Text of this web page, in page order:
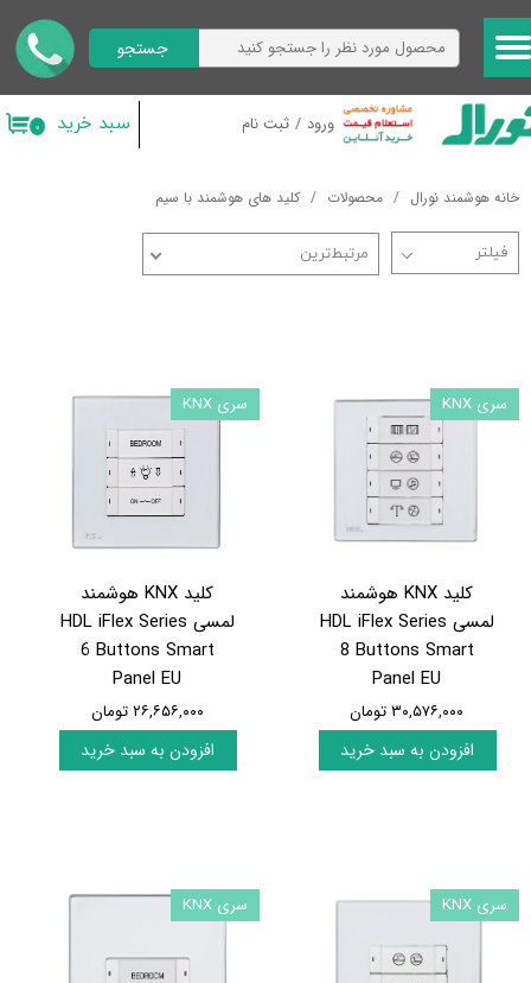
ورود / ثبت نام
حساب کاربری من
تغییر گذر واژه
خروج از حساب کاربری
جستجو
۰ سبد خرید
خانه هوشمند نورال محصولات کلید های هوشمند با سیم
مرتبط‌ترین
کلید KNX هوشمند
لمسی HDL iFlex Series
8 Buttons Smart
Panel EU
۳۰,۵۷۶,۰۰۰ تومان
افزودن به سبد خرید
سری KNX
کلید KNX هوشمند
لمسی HDL iFlex Series
6 Buttons Smart
Panel EU
۲۶,۶۵۶,۰۰۰ تومان
افزودن به سبد خرید
سری KNX
سری KNX سری KNX